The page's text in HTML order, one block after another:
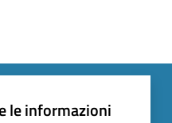
le informazioni